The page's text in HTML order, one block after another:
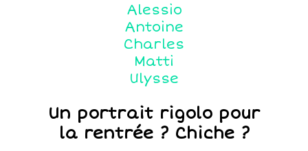
Alessio
Antoine
Charles
Matti
Ulysse
Un portrait rigolo pour
la rentrée ? Chiche ?